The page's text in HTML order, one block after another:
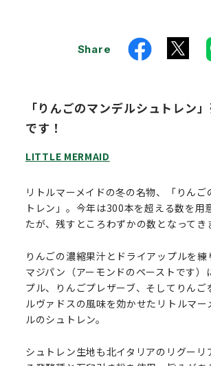
Share
「りんごのマンデルシュトレン
です！
LITTLE MERMAID
リトルマーメイドの冬の名物、「りんご
トレン」。今年は300本を超える数を用
たが、残すところわずかの数となってき
りんごの濃縮果汁とドライアップルを練
マジパン（アーモンドのペーストです）
プル、りんごプレザーブ、そしてりんご
ルヴァドスの風味を効かせたリトルマー
ルのシュトレン。
シュトレン生地も北イタリアのリグーリ